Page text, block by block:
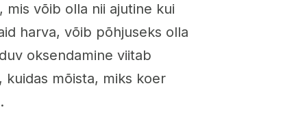
mis võib olla nii ajutine kui
harva, võib põhjuseks olla
oksendamine viitab
mõista, miks koer